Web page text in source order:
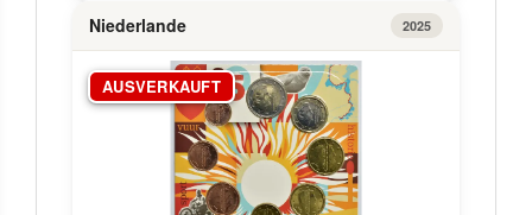
Niederlande 2025
AUSVERKAUFT